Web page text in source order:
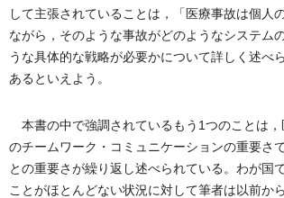
して主張されていることは，「医療事故は個人
ながら，そのような事故がどのようなシステム
うな具体的な戦略が必要かについて詳しく述べ
あるといえよう。
本書の中で強調されているもう1つのことは
のチームワーク・コミュニケーションの重要さ
との重要さが繰り返し述べられている。わが国
ことがほとんどない状況に対して筆者は以前か